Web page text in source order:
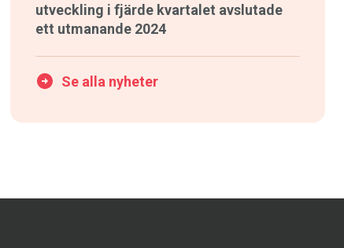
utveckling i fjärde kvartalet avslutade
ett utmanande 2024
Se alla nyheter